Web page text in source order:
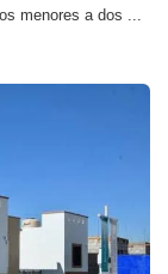
menores a dos ...